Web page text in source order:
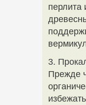
перлита
3.
Прежде